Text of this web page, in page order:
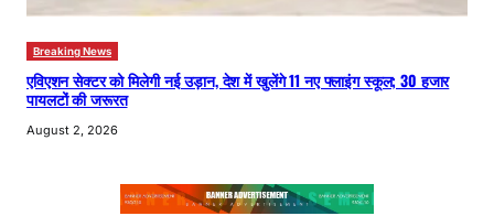
Breaking News
एविएशन सेक्टर को मिलेगी नई उड़ान, देश में खुलेंगे 11 नए फ्लाइंग स्कूल; 30 हजार
पायलटों की जरूरत
August 2, 2026